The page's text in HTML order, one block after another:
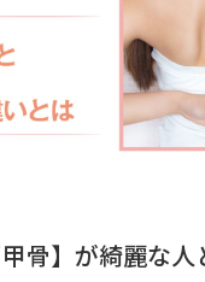
骨】が綺麗な人